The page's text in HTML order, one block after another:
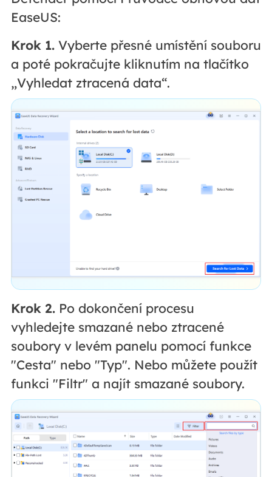
EaseUS:
Krok 1.Vyberte přesné umístění souboru
a poté pokračujte kliknutím na tlačítko
„Vyhledat ztracená data“.
Krok 2.Po dokončení procesu
vyhledejte smazané nebo ztracené
soubory v levém panelu pomocí funkce
"Cesta" nebo "Typ". Nebo můžete použít
funkci "Filtr" a najít smazané soubory.